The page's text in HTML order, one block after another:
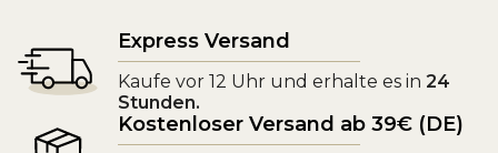
Express Versand
Kaufe vor 12 Uhr und erhalte es in 24
Stunden.
Kostenloser Versand ab 39€ (DE)